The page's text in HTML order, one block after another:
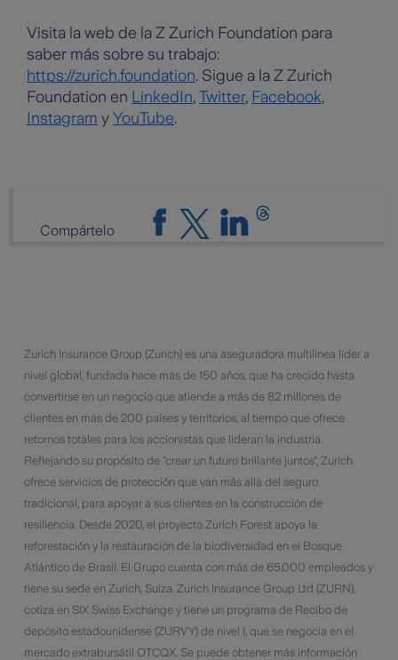
Visita la web de la Z Zurich Foundation para
saber más sobre su trabajo:
https://zurich.foundation. Sigue a la Z Zurich
Foundation en LinkedIn, Twitter, Facebook,
Instagram y YouTube.
Compártelo
​Zurich Insurance Group (Zurich) es una aseguradora multilínea líder a
nivel global, fundada hace más de 150 años, que ha crecido hasta
convertirse en un negocio que atiende a más de 82 millones de
clientes en más de 200 países y territorios, al tiempo que ofrece
retornos totales para los accionistas que lideran la industria.
Reflejando su propósito de "crear un futuro brillante juntos", Zurich
ofrece servicios de protección que van más allá del seguro
tradicional, para apoyar a sus clientes en la construcción de
resiliencia. Desde 2020, el proyecto Zurich Forest apoya la
reforestación y la restauración de la biodiversidad en el Bosque
Atlántico de Brasil. El Grupo cuenta con más de 65,000 empleados y
tiene su sede en Zurich, Suiza. Zurich Insurance Group Ltd (ZURN),
cotiza en SIX Swiss Exchange y tiene un programa de Recibo de
depósito estadounidense (ZURVY) de nivel I, que se negocia en el
mercado extrabursátil OTCQX. Se puede obtener más información